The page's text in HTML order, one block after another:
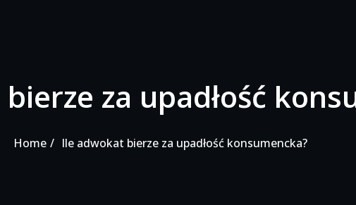
za upadłość
Home Ile adwokat bierze za upadłość konsumencka?